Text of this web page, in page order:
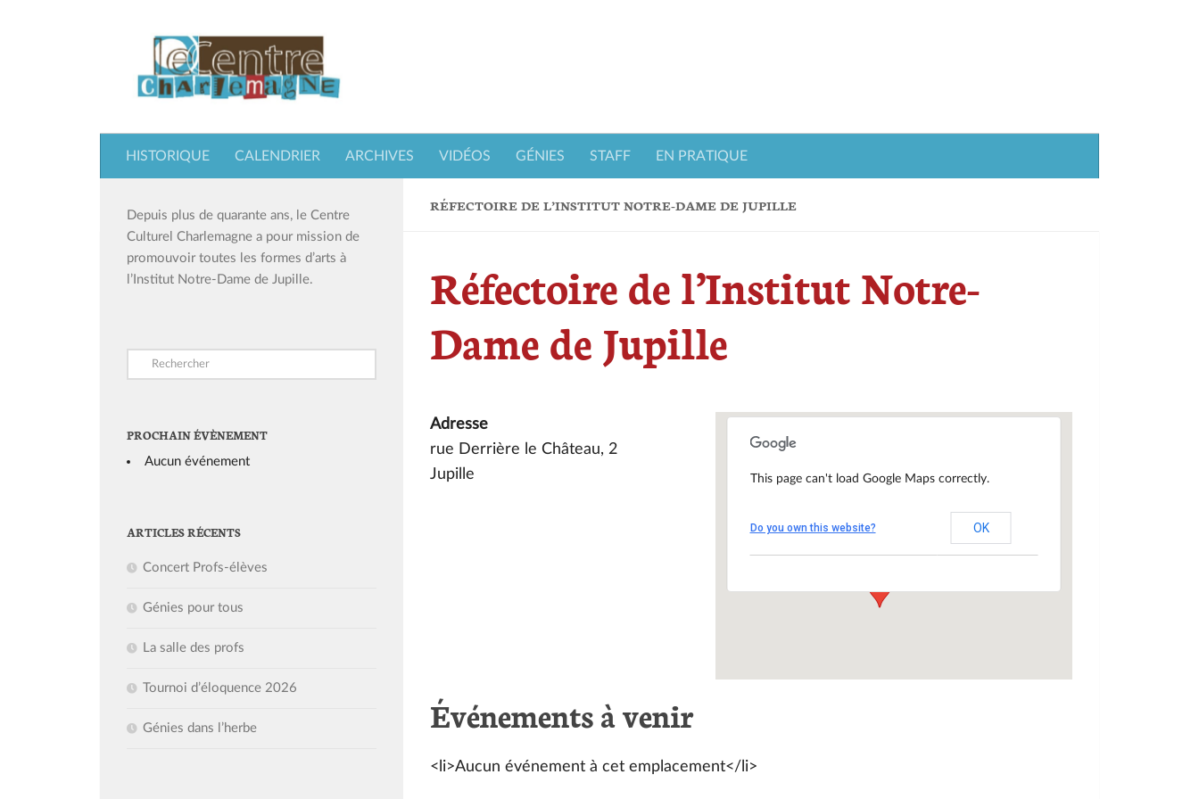
HISTORIQUE CALENDRIER ARCHIVES VIDÉOS GÉNIES STAFF EN PRATIQUE
RÉFECTOIRE DE L’INSTITUT NOTRE-DAME DE JUPILLE
Réfectoire de l’Institut Notre-
Dame de Jupille
Réfectoire de l'Institut Notre-
rue Derrière le Château, 2 - Jupille
This page can't load Google Maps correctly.
Do you own this website? OK
Adresse
rue Derrière le Château, 2
Jupille
Événements à venir
<li>Aucun événement à cet emplacement</li>
Depuis plus de quarante ans, le Centre
Culturel Charlemagne a pour mission de
promouvoir toutes les formes d’arts à
l’Institut Notre-Dame de Jupille.
PROCHAIN ÉVÈNEMENT
Aucun événement
ARTICLES RÉCENTS
Concert Profs-élèves
Génies pour tous
La salle des profs
Tournoi d’éloquence 2026
Génies dans l’herbe